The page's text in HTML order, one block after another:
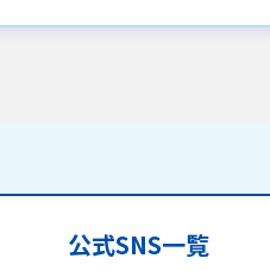
自治体様・事業者様向けサービ
公式SNS一覧